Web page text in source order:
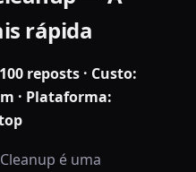
rápida
reposts · Custo:
· Plataforma:
é uma